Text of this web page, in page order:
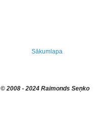
Sākumlapa
© 2008 - 2024 Raimonds Seņko